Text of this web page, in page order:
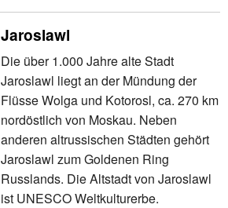
Jaroslawl
Die über 1.000 Jahre alte Stadt
Jaroslawl liegt an der Mündung der
Flüsse Wolga und Kotorosl, ca. 270 km
nordöstlich von Moskau. Neben
anderen altrussischen Städten gehört
Jaroslawl zum Goldenen Ring
Russlands. Die Altstadt von Jaroslawl
ist UNESCO Weltkulturerbe.